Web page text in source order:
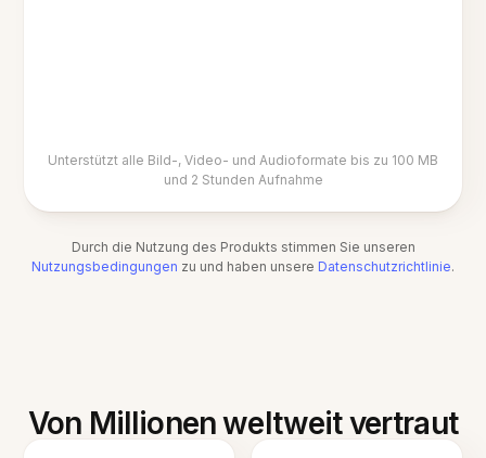
Unterstützt alle Bild-, Video- und Audioformate bis zu 100 MB
und 2 Stunden Aufnahme
Durch die Nutzung des Produkts stimmen Sie unseren
Nutzungsbedingungen zu und haben unsere Datenschutzrichtlinie.
Von Millionen weltweit vertraut